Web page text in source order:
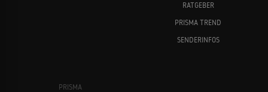
RATGEBER
PRISMA TREND
SENDERINFOS
PRISMA